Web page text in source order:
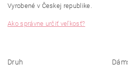
Vyrobené v Českej republike.
Ako správne určiť veľkosť?
Druh